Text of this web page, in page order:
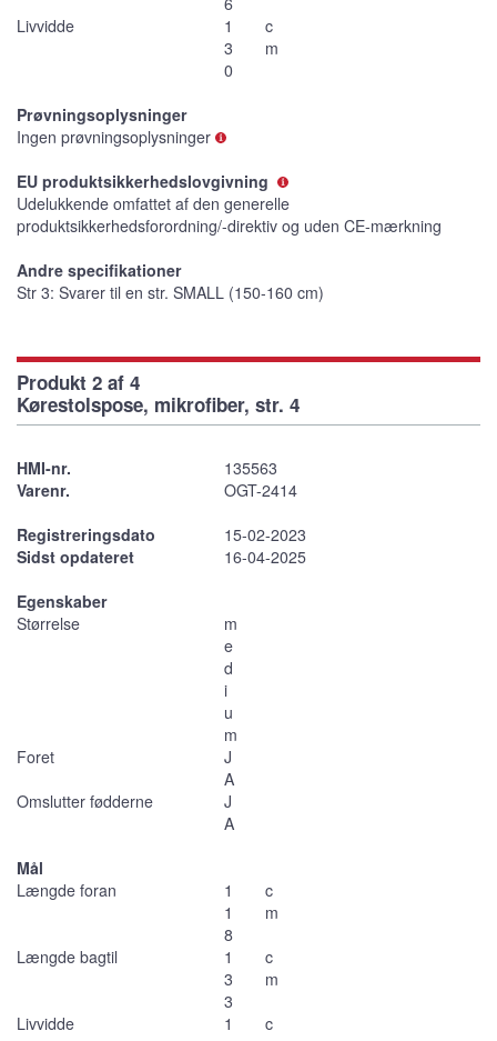
Livvidde
1
3
0
c
m
Prøvningsoplysninger
Ingen prøvningsoplysninger
EU produktsikkerhedslovgivning
Udelukkende omfattet af den generelle
produktsikkerhedsforordning/-direktiv og uden CE-mærkning
Andre specifikationer
Str 3: Svarer til en str. SMALL (150-160 cm)
Produkt 2 af 4
Kørestolspose, mikrofiber, str. 4
HMI-nr.
135563
Varenr.
OGT-2414
Registreringsdato
15-02-2023
Sidst opdateret
16-04-2025
Egenskaber
Størrelse
m
e
d
i
u
m
Foret
J
A
Omslutter fødderne
J
A
Mål
Længde foran
1
1
8
c
m
Længde bagtil
1
3
3
c
m
Livvidde
1
c